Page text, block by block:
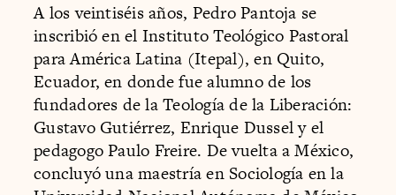
A los veintiséis años, Pedro Pantoja se
inscribió en el Instituto Teológico Pastoral
para América Latina (Itepal), en Quito,
Ecuador, en donde fue alumno de los
fundadores de la Teología de la Liberación:
Gustavo Gutiérrez, Enrique Dussel y el
pedagogo Paulo Freire. De vuelta a México,
concluyó una maestría en Sociología en la